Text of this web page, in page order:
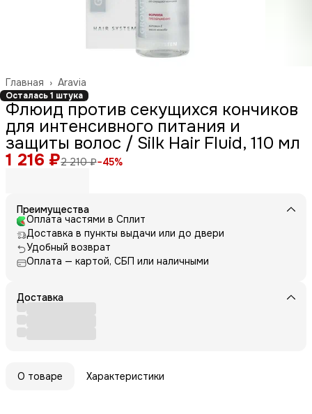
Aravia
Главная ›
Осталась 1 штука
Флюид против секущихся кончиков
для интенсивного питания и
защиты волос / Silk Hair Fluid, 110 мл
1 216 ₽2 210 ₽−45%
Преимущества
Оплата частями в Сплит
Доставка в пункты выдачи или до двери
Удобный возврат
Оплата — картой, СБП или наличными
Доставка
О товаре Характеристики